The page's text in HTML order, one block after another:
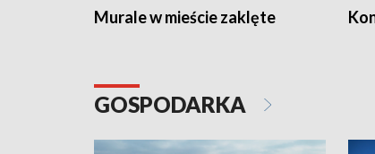
Murale w mieście zaklęte
GOSPODARKA